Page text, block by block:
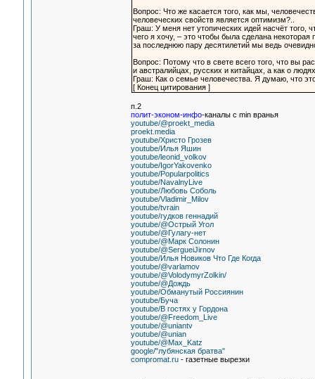
Вопрос: Что же касается того, как мы,
человеческих свойств является оптимизм?..
Граш: У меня нет утопических идей насчёт
чего я хочу, – это чтобы была сделана
за последнюю пару десятилетий мы ведь
Вопрос: Потому что в свете всего того, что вы
и австралийцах, русских и китайцах, а как о
Граш: Как о семье человечества. Я думаю, что
[ Конец цитирования ]
п.2
полит-эконом-инфо-каналы с min вранья
youtube/@proekt_media
proekt.media
youtube/Христо Грозев
youtube/Илья Яшин
youtube/leonid_volkov
youtube/IgorYakovenko
youtube/Popularpolitics
youtube/NavalnyLive
youtube/Любовь Соболь
youtube/Vladimir_Milov
youtube/tvrain
youtube/гудков геннадий
youtube/@Острый Угол
youtube/@Гулагу-нет
youtube/@Марк Солонин
youtube/@SergueiJirnov
youtube/Илья Новиков Что Где Когда
youtube/@varlamov
youtube/@VolodymyrZolkin/
youtube/@Дождь
youtube/Обманутый Россиянин
youtube/Буча
youtube/В гостях у Гордона
youtube/@Freedom_Live
youtube/@uniantv
youtube/@unian
youtube/@Max_Katz
google/"лубянская братва"
compromat.ru- газетные вырезки